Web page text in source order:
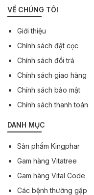
VỀ CHÚNG TÔI
Giới thiệu
Chính sách đặt cọc
Chính sách đổi trả
Chính sách giao hàng
Chính sách bảo mật
Chính sách thanh toán
DANH MỤC
Sản phẩm Kingphar
Gam hàng Vitatree
Gam hàng Vital Code
Các bệnh thường gặp